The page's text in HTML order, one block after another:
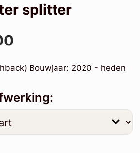
splitter
Bouwjaar: 2020 - heden